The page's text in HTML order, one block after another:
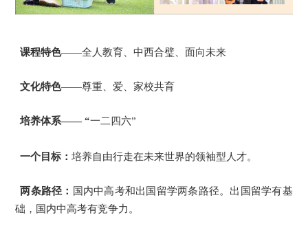
课程特色——全人教育、中西合璧、面向未来
文化特色——尊重、爱、家校共育
培养体系—— “一二四六”
一个目标：培养自由行走在未来世界的领袖型人才。
两条路径：
国内中高考和出国留学两条路径。出国留学有基
础，国内中高考有竞争力。